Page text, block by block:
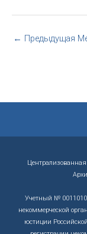
← Предыдущая
Учетный №
некоммерческой
юстиции